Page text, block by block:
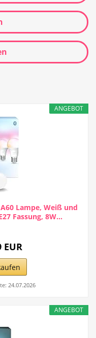
ANGEBOT
Lampe, Weiß und
Fassung, 8W...
EUR
24.07.2026
ANGEBOT